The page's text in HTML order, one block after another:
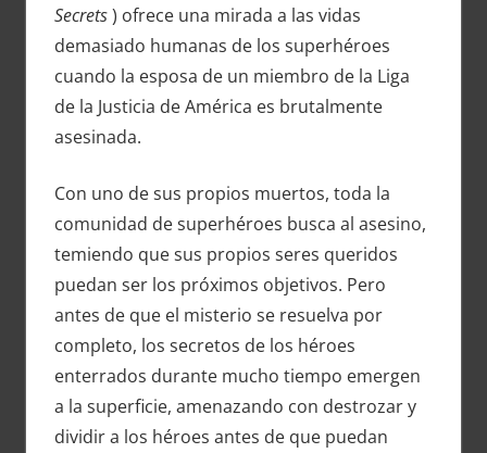
Secrets) ofrece una mirada a las vidas
demasiado humanas de los superhéroes
cuando la esposa de un miembro de la Liga
de la Justicia de América es brutalmente
asesinada.
Con uno de sus propios muertos, toda la
comunidad de superhéroes busca al asesino,
temiendo que sus propios seres queridos
puedan ser los próximos objetivos. Pero
antes de que el misterio se resuelva por
completo, los secretos de los héroes
enterrados durante mucho tiempo emergen
a la superficie, amenazando con destrozar y
dividir a los héroes antes de que puedan